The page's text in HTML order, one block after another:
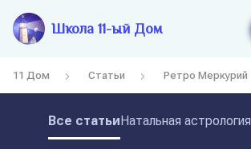
Школа 11-ый Дом
11 Дом Статьи Ретро Меркурий
Все статьиНатальная астрология